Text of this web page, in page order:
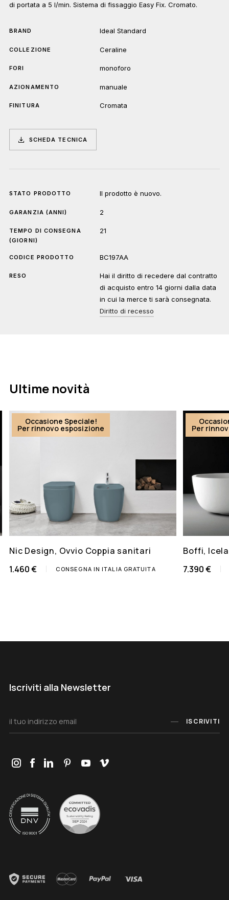
di portata a 5 l/min. Sistema di fissaggio Easy Fix. Cromato.
BRAND Ideal Standard
COLLEZIONE Ceraline
FORI monoforo
AZIONAMENTO manuale
FINITURA Cromata
SCHEDA TECNICA
STATO PRODOTTO Il prodotto è nuovo.
GARANZIA (ANNI) 2
TEMPO DI CONSEGNA
(GIORNI)
21
CODICE PRODOTTO BC197AA
RESO
Hai il diritto di recedere dal contratto
di acquisto entro 14 giorni dalla data
in cui la merce ti sarà consegnata.
Diritto di recesso
Ultime novità
Occasione Speciale!
Per rinnovo esposizione
Nic Design, Ovvio Coppia sanitari
1.460 €
CONSEGNA IN ITALIA GRATUITA
Per
Boffi,
7.390 €
Iscriviti alla Newsletter
ISCRIVITI